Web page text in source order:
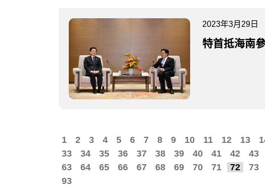
2023年3月29日
特首抵海南
1 2 3 4 5 6 7 8 9 10 11 12 13
33
34 35 36 37 38 39 40 41 42 43
63
64 65 66 67 68 69 70 71 72 73
93